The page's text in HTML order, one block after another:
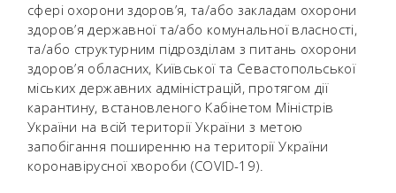
сфері охорони здоров’я, та/або закладам охорони
здоров’я державної та/або комунальної власності,
та/або структурним підрозділам з питань охорони
здоров’я обласних, Київської та Севастопольської
міських державних адміністрацій, протягом дії
карантину, встановленого Кабінетом Міністрів
України на всій території України з метою
запобігання поширенню на території України
коронавірусної хвороби (COVID-19).